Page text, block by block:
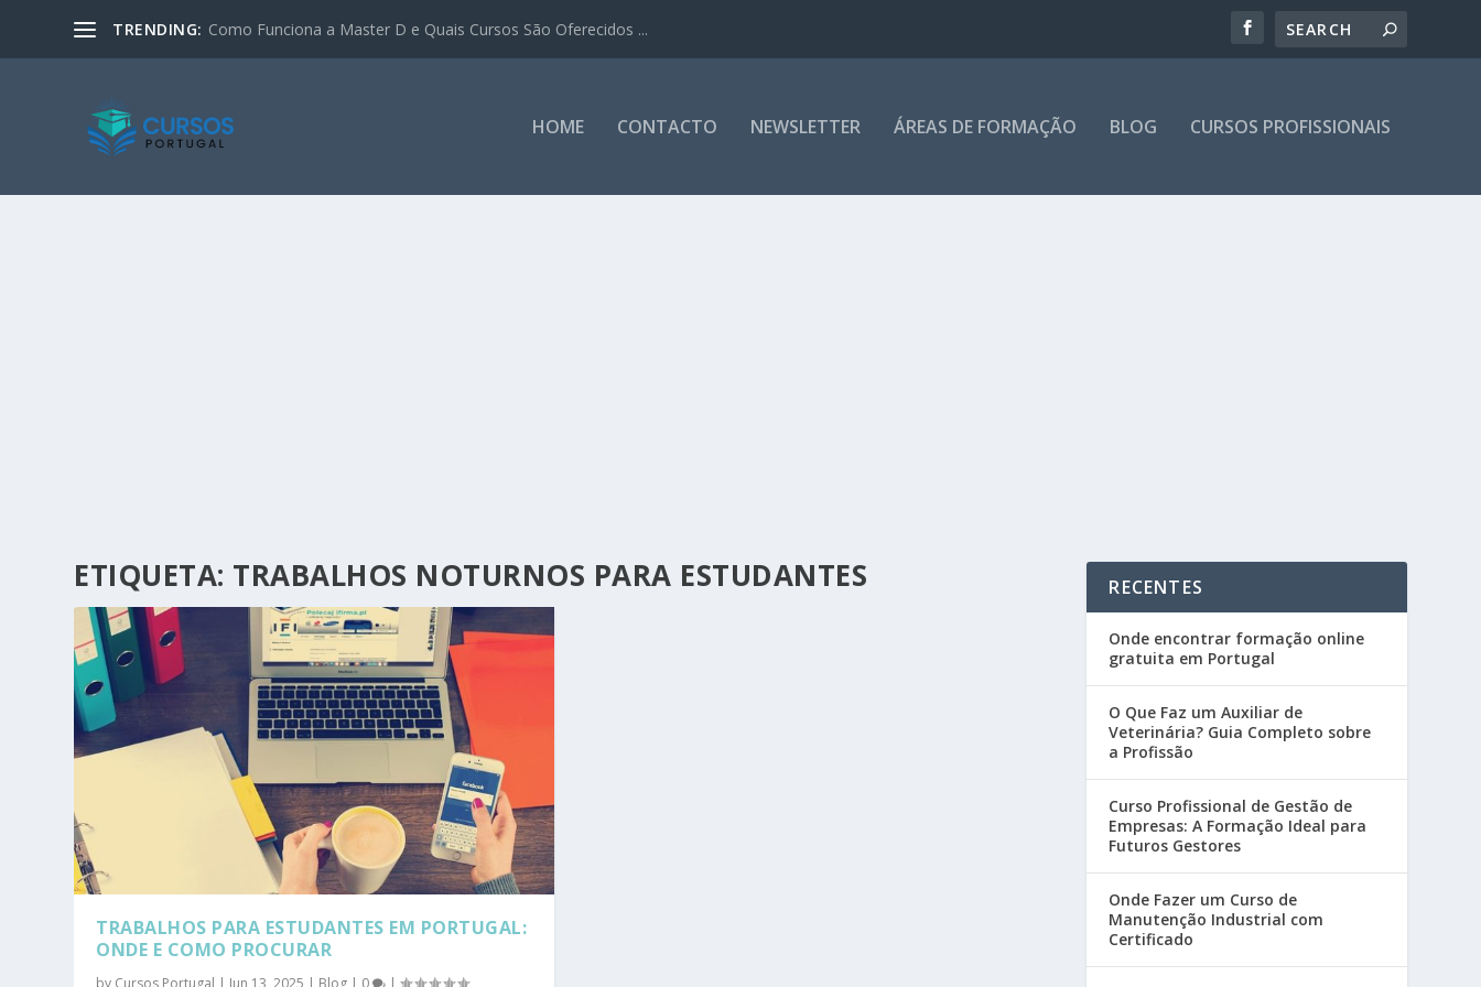
TRENDING: Como Funciona a Master D e Quais Cursos São Oferecidos ...
HOME CONTACTO NEWSLETTER ÁREAS DE FORMAÇÃO BLOG CURSOS PROFISSIONAIS
ETIQUETA: TRABALHOS NOTURNOS PARA ESTUDANTES
TRABALHOS PARA ESTUDANTES EM PORTUGAL:
ONDE E COMO PROCURAR
by Cursos Portugal | Jun 13, 2025 | Blog | 0 |
RECENTES
Onde encontrar formação online
gratuita em Portugal
O Que Faz um Auxiliar de
Veterinária? Guia Completo sobre
a Profissão
Curso Profissional de Gestão de
Empresas: A Formação Ideal para
Futuros Gestores
Onde Fazer um Curso de
Manutenção Industrial com
Certificado